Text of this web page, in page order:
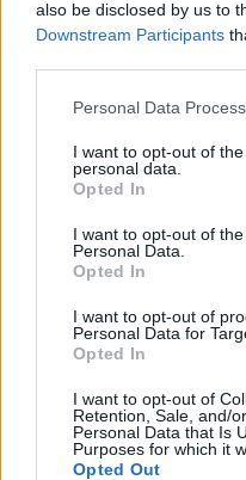
also be disclosed by us to
Downstream Participants
Personal Data
I want to opt-out of
personal data.
Opted In
I want to opt-out of
Personal Data.
Opted In
I want to opt-out of
Personal Data for
Opted In
I want to opt-out of
Retention, Sale, and/
Personal Data that Is
Purposes for which it
Opted Out